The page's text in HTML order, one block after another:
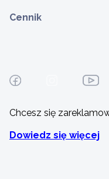
Cennik
Chcesz się
Dowiedz się więcej